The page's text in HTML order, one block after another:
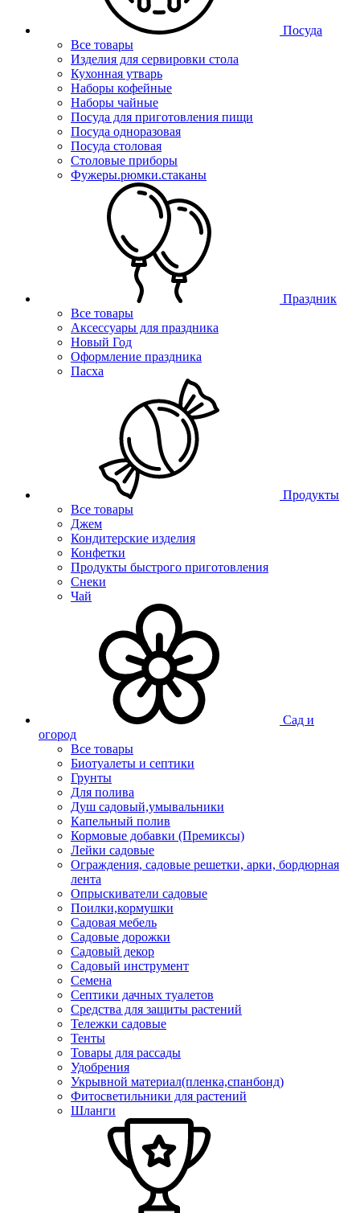
Посуда
Все товары
Изделия для сервировки стола
Кухонная утварь
Наборы кофейные
Наборы чайные
Посуда для приготовления пищи
Посуда одноразовая
Посуда столовая
Столовые приборы
Фужеры.рюмки.стаканы
Праздник
Все товары
Аксессуары для праздника
Новый Год
Оформление праздника
Пасха
Продукты
Все товары
Джем
Кондитерские изделия
Конфетки
Продукты быстрого приготовления
Снеки
Чай
Сад и
огород
Все товары
Биотуалеты и септики
Грунты
Для полива
Душ садовый,умывальники
Капельный полив
Кормовые добавки (Премиксы)
Лейки садовые
Ограждения, садовые решетки, арки, бордюрная
лента
Опрыскиватели садовые
Поилки,кормушки
Садовая мебель
Садовые дорожки
Садовый декор
Садовый инструмент
Семена
Септики дачных туалетов
Средства для защиты растений
Тележки садовые
Тенты
Товары для рассады
Удобрения
Укрывной материал(пленка,спанбонд)
Фитосветильники для растений
Шланги